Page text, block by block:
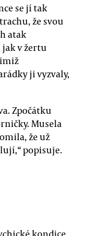
se jí tak
že svou
atak
v žertu
ji vyzvaly,
Zpočátku
Musela
že už
popisuje.